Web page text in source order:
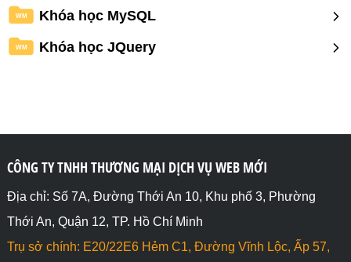
WM Khóa học MySQL
WM Khóa học JQuery
CÔNG TY TNHH THƯƠNG MẠI DỊCH VỤ WEB MỚI
Địa chỉ: Số 7A, Đường Thới An 10, Khu phố 3, Phường
Thới An, Quận 12, TP. Hồ Chí Minh
Trụ sở chính: E20/22E6 Hẻm C1, Đường Vĩnh Lộc, Ấp 57,